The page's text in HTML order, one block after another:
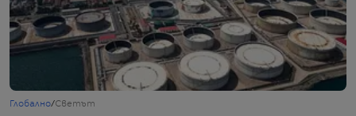
Глобално/Светът